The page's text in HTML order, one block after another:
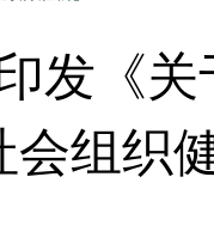
发《
会组织